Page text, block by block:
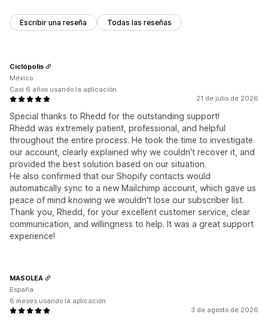
Escribir una reseña Todas las reseñas
21 de julio de 2026
Special thanks to Rhedd for the outstanding support!
Rhedd was extremely patient, professional, and helpful
throughout the entire process. He took the time to investigate
our account, clearly explained why we couldn't recover it, and
provided the best solution based on our situation.
He also confirmed that our Shopify contacts would
automatically sync to a new Mailchimp account, which gave us
peace of mind knowing we wouldn't lose our subscriber list.
Thank you, Rhedd, for your excellent customer service, clear
communication, and willingness to help. It was a great support
experience!
Ciclópolis
México
Casi 6 años usando la aplicación
3 de agosto de 2026
MASOLEA
España
8 meses usando la aplicación